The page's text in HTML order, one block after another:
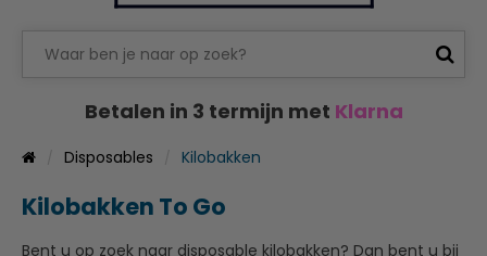
Betalen in 3 termijn met Klarna
Disposables Kilobakken
Kilobakken To Go
Bent u op zoek naar disposable kilobakken? Dan bent u bij